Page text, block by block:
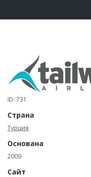
ID: 731
Страна
Турция
Основана
2009
Сайт